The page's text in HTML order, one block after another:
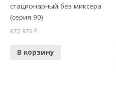
стационарный без миксера
(серия 90)
672 976₽
В корзину